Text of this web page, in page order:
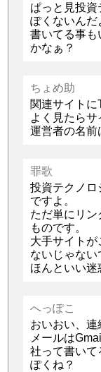
ぱっと見投資
ぽくないんだ
書いてる事
かなぁ？
ちょめ助
関連サイトに
よく見たらサ
運営者の名前
罪歌
投資テクノロ
ですよ。
ただ単にリ
ものです。
大手サイト
ないじゃない
ほんといい迷
へっぽこ
おいおい、連
メールは
社って書いて
ぽくね？